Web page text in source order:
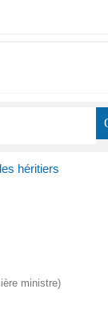
héritiers
ministre)